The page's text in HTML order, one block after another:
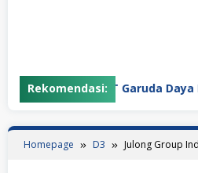
Rekomendasi:PT Garuda Daya
Homepage D3 Julong Group